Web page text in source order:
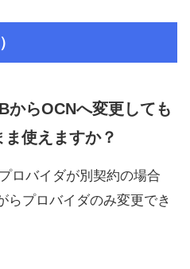
からOCNへ変更しても
使えますか？
ロバイダが別契約の場合
らプロバイダのみ変更でき